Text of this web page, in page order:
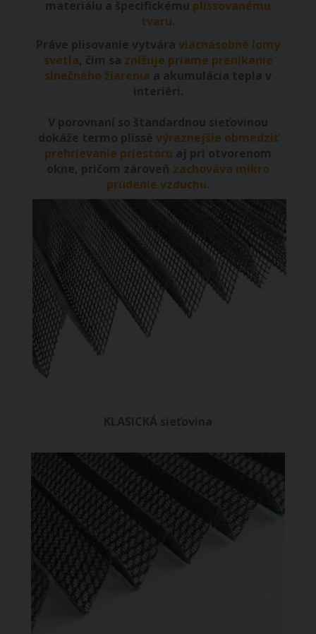
plissovanému
tvaru.
viacnásobné lomy
svetla
znižuje priame prenikanie
slnečného žiarenia
výraznejšie obmedziť
prehrievanie priestoru
zachováva mikro
prúdenie vzduchu.